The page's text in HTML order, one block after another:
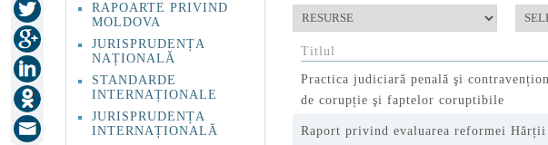
RAPOARTE PRIVIND
MOLDOVA
JURISPRUDENȚA
NAȚIONALĂ
STANDARDE
INTERNAȚIONALE
JURISPRUDENȚA
INTERNAȚIONALĂ
Titlul
Practica judiciară penală şi
de corupție şi faptelor coruptibile
Raport privind evaluarea reformei Hărții